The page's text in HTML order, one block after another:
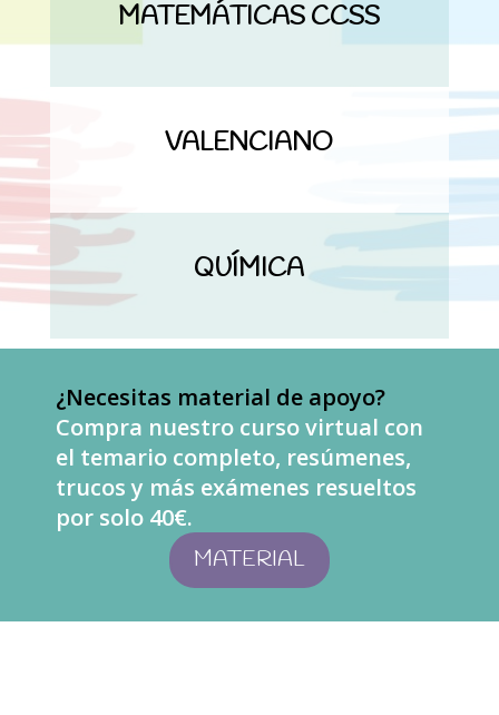
MATEMÁTICAS CCSS
VALENCIANO
QUÍMICA
¿Necesitas material de apoyo?
Compra nuestro curso virtual con
el temario completo, resúmenes,
trucos y más exámenes resueltos
por solo 40€.
MATERIAL